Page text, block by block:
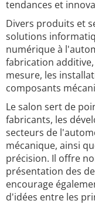
tendances et
Divers produits et
solutions
numérique à
fabrication
mesure, les
composants
Le salon sert de
fabricants, les
secteurs de
mécanique, ainsi
précision. Il offre
présentation des
encourage
d'idées entre les